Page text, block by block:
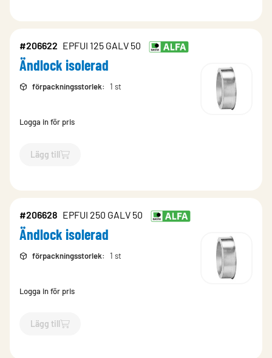
#206622 EPFUI 125 GALV 50
Ändlock isolerad
förpackningsstorlek: 1 st
Logga in för pris
Lägg till
`$Lägg till
#206628 EPFUI 250 GALV 50
Ändlock isolerad
förpackningsstorlek: 1 st
Logga in för pris
Lägg till
`$Lägg till